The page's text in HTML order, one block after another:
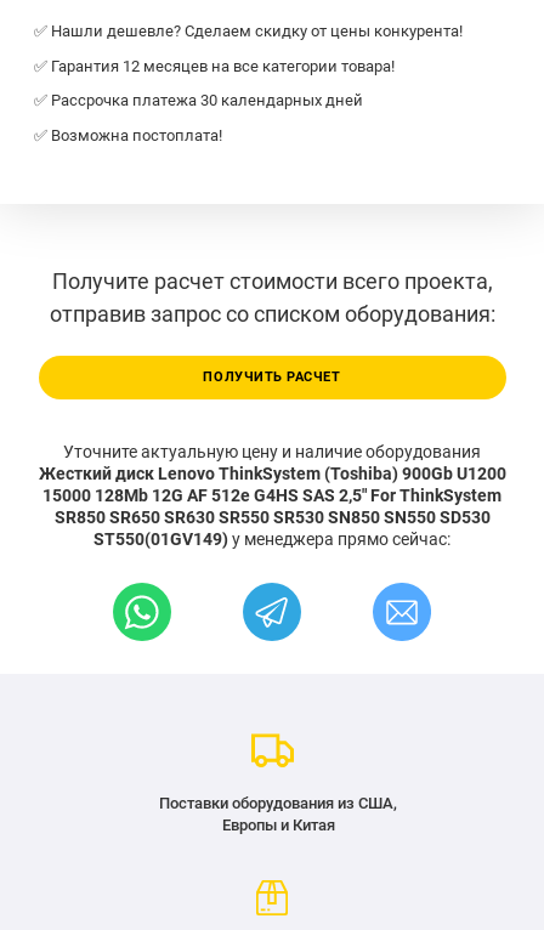
✅ Нашли дешевле? Сделаем скидку от цены конкурента!
✅ Гарантия 12 месяцев на все категории товара!
✅ Рассрочка платежа 30 календарных дней
✅ Возможна постоплата!
Получите расчет стоимости всего проекта,
отправив запрос со списком оборудования:
ПОЛУЧИТЬ РАСЧЕТ
Уточните актуальную цену и наличие оборудования
Жесткий диск Lenovo ThinkSystem (Toshiba) 900Gb U1200
15000 128Mb 12G AF 512e G4HS SAS 2,5" For ThinkSystem
SR850 SR650 SR630 SR550 SR530 SN850 SN550 SD530
ST550(01GV149)у менеджера прямо сейчас:
Поставки оборудования из США,
Европы и Китая